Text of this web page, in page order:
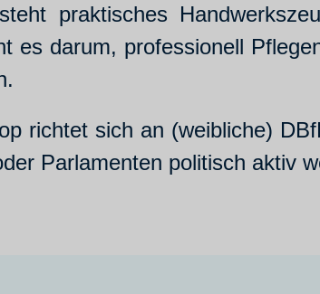
praktisches
es darum, professionell
richtet sich an (weibliche)
Parlamenten politisch aktiv